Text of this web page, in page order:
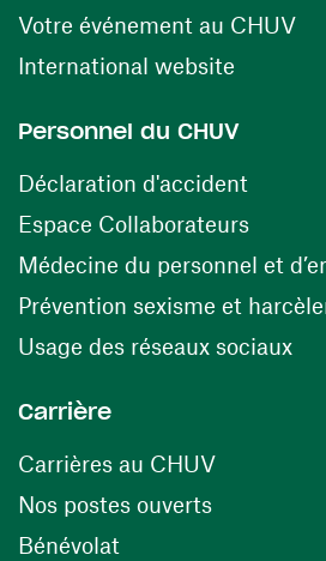
Votre événement au CHUV
International website
Personnel du CHUV
Déclaration d'accident
Espace Collaborateurs(ouvre
Médecine du personnel et
Prévention sexisme et
Usage des réseaux sociaux
Carrière
Carrières au CHUV(ouvre une
Nos postes ouverts(ouvre une
Bénévolat